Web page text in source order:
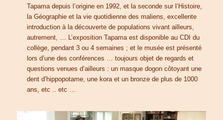
Tapama depuis l’origine en 1992, et la seconde sur l’Histoire,
la Géographie et la vie quotidienne des maliens, excellente
introduction à la découverte de populations vivant ailleurs,
autrement, … L’exposition Tapama est disponible au CDI du
collège, pendant 3 ou 4 semaines ; et le musée est présenté
lors d’une des conférences … toujours objet de regards et
questions venues d’ailleurs : un masque dogon côtoyant une
dent d’hippopotame, une kora et un bronze de plus de 1000
ans, etc .. etc …